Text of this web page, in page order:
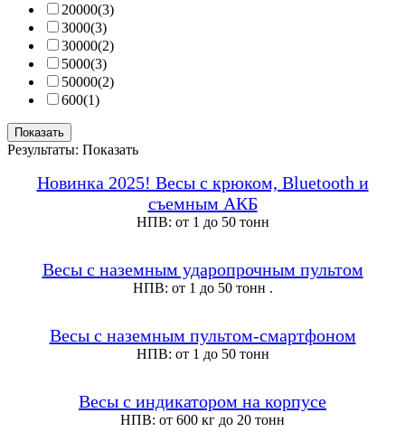
20000(3)
3000(3)
30000(2)
5000(3)
50000(2)
600(1)
Показать
Результаты: Показать
Новинка 2025! Весы с крюком, Bluetooth и
съемным АКБ
НПВ: от 1 до 50 тонн
Весы с наземным ударопрочным пультом
НПВ: от 1 до 50 тонн .
Весы с наземным пультом-смартфоном
НПВ: от 1 до 50 тонн
Весы с индикатором на корпусе
НПВ: от 600 кг до 20 тонн